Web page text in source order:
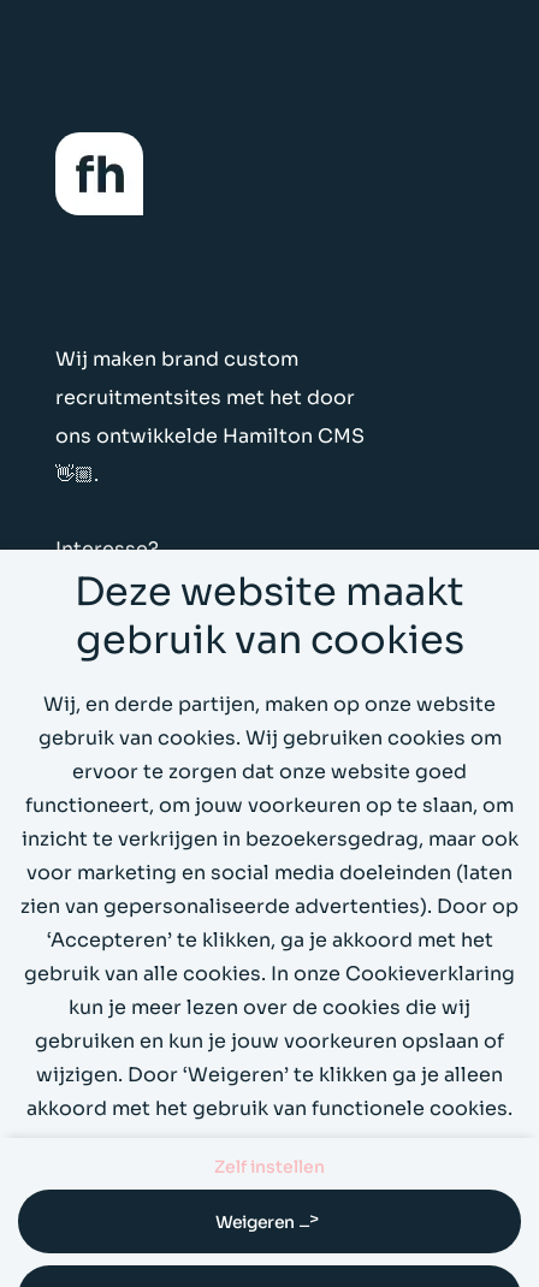
Deze website maakt
gebruik van cookies
Wij, en derde partijen, maken op onze website
gebruik van cookies. Wij gebruiken cookies om
ervoor te zorgen dat onze website goed
functioneert, om jouw voorkeuren op te slaan, om
inzicht te verkrijgen in bezoekersgedrag, maar ook
voor marketing en social media doeleinden (laten
zien van gepersonaliseerde advertenties). Door op
‘Accepteren’ te klikken, ga je akkoord met het
gebruik van alle cookies. In onze Cookieverklaring
kun je meer lezen over de cookies die wij
gebruiken en kun je jouw voorkeuren opslaan of
wijzigen. Door ‘Weigeren’ te klikken ga je alleen
akkoord met het gebruik van functionele cookies.
Zelf instellen
Weigeren
Wij maken brand custom
recruitmentsites met het door
ons ontwikkelde Hamilton CMS
👋🏼.
Interesse?
App Floyd!
CL Amsterdam
Stuur ons een mail
Bel ons op 020 4199066
Demo
Over ons Contact Privacy Cookies
Werken bij Floyd & Hamilton